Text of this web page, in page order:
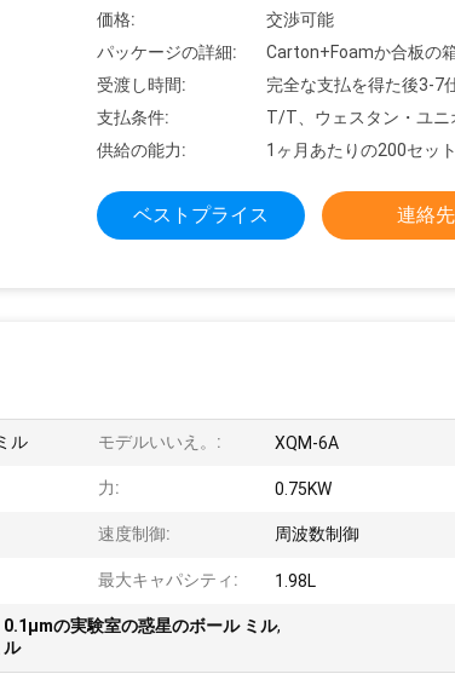
価格:
交渉可能
パッケージの詳細:
Carton+Foamか合板の
受渡し時間:
完全な支払を得た後3-7
支払条件:
T/T、ウェスタン・ユニ
供給の能力:
1ヶ月あたりの200セット
ベストプライス 連絡先
ル モデルいいえ。: XQM-6A
力: 0.75KW
速度制御: 周波数制御
最大キャパシティ: 1.98L
0.1μmの実験室の惑星のボール ミル,
ル